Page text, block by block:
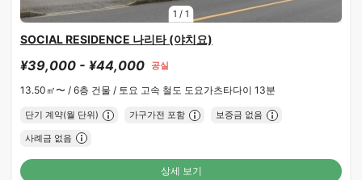
1 / 1
SOCIAL RESIDENCE 나리타 (야치요)
¥39,000 - ¥44,000 공실
13.50㎡〜 / 6층 건물 / 토요 고속 철도 도요가츠타다이 13분
단기 계약(월 단위) 가구가전 포함 보증금 없음
사례금 없음
상세 보기